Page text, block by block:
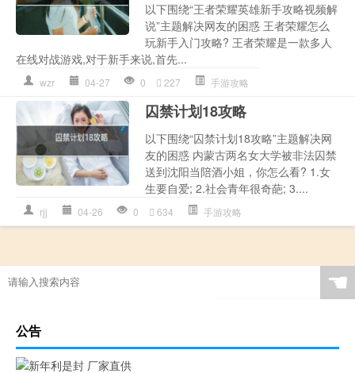
以下围绕“王者荣耀英雄新手攻略视频解
说”主题解决网友的困惑 王者荣耀怎么
玩新手入门攻略? 王者荣耀是一款多人
在线对战游戏,对于新手来说,首先...
wzr 04-27 0 227 手游攻略
囚禁计划18攻略
以下围绕“囚禁计划18攻略”主题解决网
友的困惑 内蒙古两名女大学被非法囚禁
送到沈阳当陪酒小姐，你怎么看? 1.女
生要自爱; 2.社会青年很奇葩; 3....
rjj 04-26 0 634 手游攻略
☚
公告